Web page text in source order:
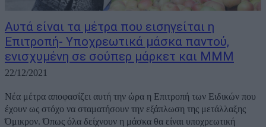
Αυτά είναι τα μέτρα που εισηγείται η
Επιτροπή- Υποχρεωτικά μάσκα παντού,
ενισχυμένη σε σούπερ μάρκετ και ΜΜΜ
22/12/2021
Νέα μέτρα αποφασίζει αυτή την ώρα η Επιτροπή των Ειδικών που
έχουν ως στόχο να σταματήσουν την εξάπλωση της μετάλλαξης
Όμικρον. Όπως όλα δείχνουν η μάσκα θα είναι υποχρεωτική